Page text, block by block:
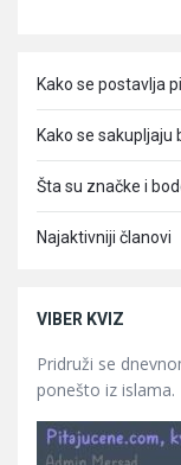
Kako se postavlja
Kako se sakupljaju
Šta su značke i
Najaktivniji članovi
VIBER KVIZ
Pridruži se
ponešto iz islama.